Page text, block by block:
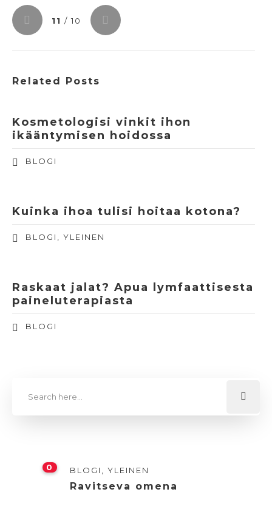
11 / 10
Related Posts
Kosmetologisi vinkit ihon
ikääntymisen hoidossa
BLOGI
Kuinka ihoa tulisi hoitaa kotona?
BLOGI YLEINEN
Raskaat jalat? Apua lymfaattisesta
paineluterapiasta
BLOGI
0 BLOGI YLEINEN
Ravitseva omena